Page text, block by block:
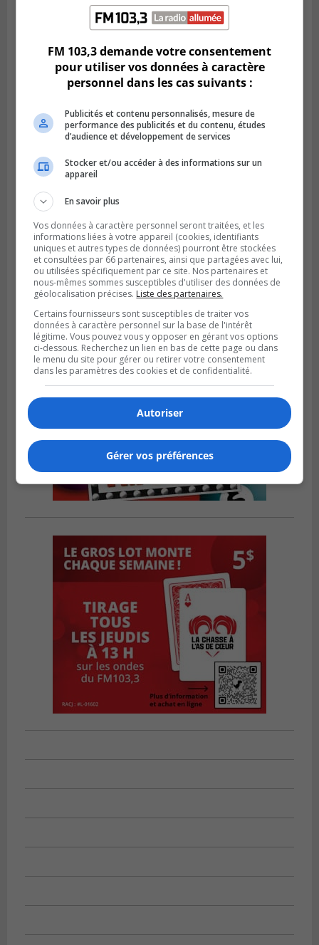
La SQ recense 18 décès pendant les
vacances de la construction
Publié le 5 août 2026 à 06h45
L’armée appelée à vérifier une grenade
trouvée dans un camping
FM 103,3 demande votre consentement
pour utiliser vos données à caractère
personnel dans les cas suivants :
Publicités et contenu personnalisés, mesure de
performance des publicités et du contenu, études
d’audience et développement de services
Stocker et/ou accéder à des informations sur un
appareil
En savoir plus
Vos données à caractère personnel seront traitées, et les
informations liées à votre appareil (cookies, identifiants
uniques et autres types de données) pourront être stockées
et consultées par 66 partenaires, ainsi que partagées avec lui,
ou utilisées spécifiquement par ce site. Nos partenaires et
nous-mêmes sommes susceptibles d'utiliser des données de
géolocalisation précises. Liste des partenaires.
Certains fournisseurs sont susceptibles de traiter vos
données à caractère personnel sur la base de l'intérêt
légitime. Vous pouvez vous y opposer en gérant vos options
ci-dessous. Recherchez un lien en bas de cette page ou dans
le menu du site pour gérer ou retirer votre consentement
dans les paramètres des cookies et de confidentialité.
Autoriser
Gérer vos préférences